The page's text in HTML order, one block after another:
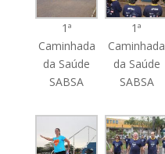
1ª
Caminhada
da Saúde
SABSA
1ª
Caminhada
da Saúde
SABSA